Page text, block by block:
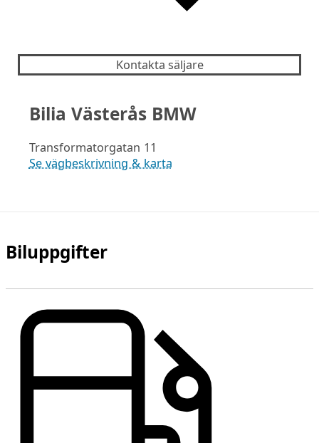
Kontakta säljare
Bilia Västerås BMW
Transformatorgatan 11
Se vägbeskrivning & karta
Biluppgifter